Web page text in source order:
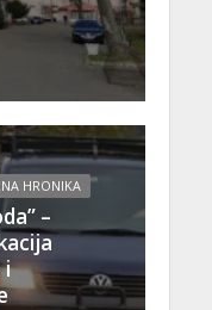
HRONIKA
–
i